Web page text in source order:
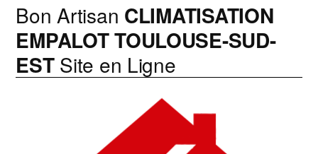
Bon Artisan CLIMATISATION
EMPALOT TOULOUSE-SUD-
ESTSite en Ligne